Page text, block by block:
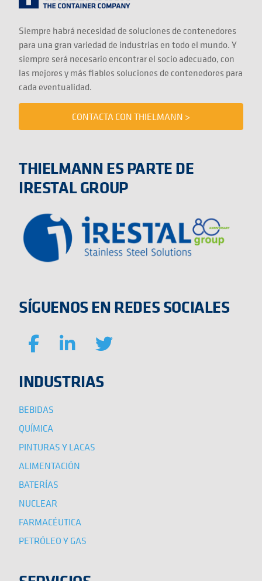
Siempre habrá necesidad de soluciones de contenedores
para una gran variedad de industrias en todo el mundo. Y
siempre será necesario encontrar el socio adecuado, con
las mejores y más fiables soluciones de contenedores para
cada eventualidad.
CONTACTA CON THIELMANN >
THIELMANN ES PARTE DE
IRESTAL GROUP
SÍGUENOS EN REDES SOCIALES
INDUSTRIAS
BEBIDAS
QUÍMICA
PINTURAS Y LACAS
ALIMENTACIÓN
BATERÍAS
NUCLEAR
FARMACÉUTICA
PETRÓLEO Y GAS